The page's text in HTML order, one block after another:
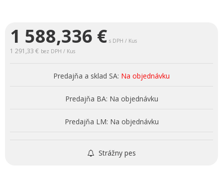
1 588,336 € s DPH / Kus
1 291,33 € bez DPH / Kus
Predajňa a sklad SA: Na objednávku
Predajňa BA: Na objednávku
Predajňa LM: Na objednávku
Strážny pes